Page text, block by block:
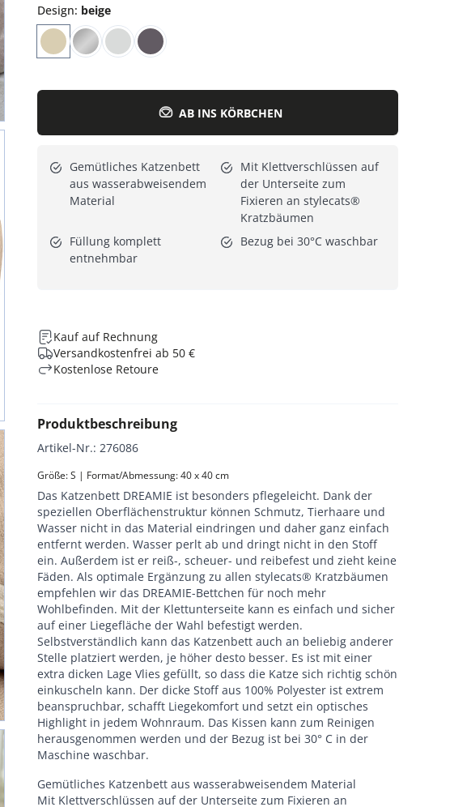
Alle Katzenmöbel
Alle Serien
Design: beige
AB INS KÖRBCHEN
Gemütliches Katzenbett
aus wasserabweisendem
Material
Mit Klettverschlüssen auf
der Unterseite zum
Fixieren an stylecats®
Kratzbäumen
Füllung komplett
entnehmbar
Bezug bei 30°C waschbar
Kauf auf Rechnung
Versandkostenfrei ab 50 €
Kostenlose Retoure
Produktbeschreibung
Artikel-Nr.: 276086
Größe: S | Format/Abmessung: 40 x 40 cm
Das Katzenbett DREAMIE ist besonders pflegeleicht. Dank der
speziellen Oberflächenstruktur können Schmutz, Tierhaare und
Wasser nicht in das Material eindringen und daher ganz einfach
entfernt werden. Wasser perlt ab und dringt nicht in den Stoff
ein. Außerdem ist er reiß-, scheuer- und reibefest und zieht keine
Fäden. Als optimale Ergänzung zu allen stylecats® Kratzbäumen
empfehlen wir das DREAMIE-Bettchen für noch mehr
Wohlbefinden. Mit der Klettunterseite kann es einfach und sicher
auf einer Liegefläche der Wahl befestigt werden.
Selbstverständlich kann das Katzenbett auch an beliebig anderer
Stelle platziert werden, je höher desto besser. Es ist mit einer
extra dicken Lage Vlies gefüllt, so dass die Katze sich richtig schön
einkuscheln kann. Der dicke Stoff aus 100% Polyester ist extrem
beanspruchbar, schafft Liegekomfort und setzt ein optisches
Highlight in jedem Wohnraum. Das Kissen kann zum Reinigen
herausgenommen werden und der Bezug ist bei 30° C in der
Maschine waschbar.
Gemütliches Katzenbett aus wasserabweisendem Material
Mit Klettverschlüssen auf der Unterseite zum Fixieren an